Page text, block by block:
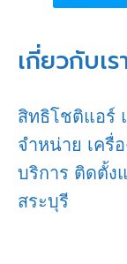
เกี่ยวกับเร
สิทธิโชติแอร์
จำหน่าย เครื่
บริการ ติดตั้ง
สระบุรี